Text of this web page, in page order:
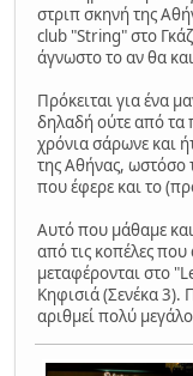
στριπ σκηνή της
club "String" στο
άγνωστο το αν θα
Πρόκειται για ένα
δηλαδή ούτε από τα
χρόνια σάρωνε και
της Αθήνας, ωστόσο
που έφερε και το
Αυτό που μάθαμε και
από τις κοπέλες που
μεταφέρονται στο
Κηφισιά (Σενέκα 3).
αριθμεί πολύ